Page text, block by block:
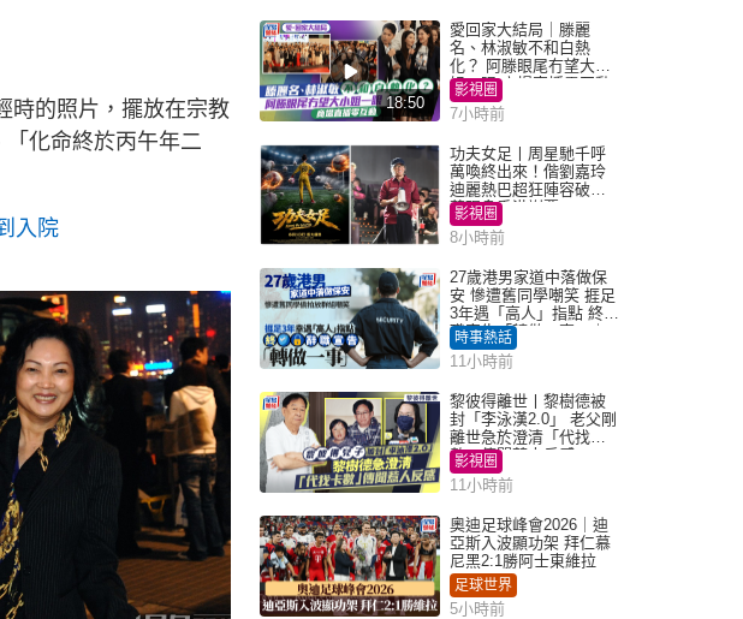
時的照片，擺放在宗教
化命終於丙午年二
入院
18:50
愛回家大結局｜滕麗
名、林淑敏不和白熱
化？ 阿滕眼尾冇望大小
姐一眼 商場直播零互動
影視圈
7小時前
功夫女足丨周星馳千呼
萬喚終出來！偕劉嘉玲
迪麗熱巴超狂陣容破天
荒現身香港謝票
影視圈
8小時前
27歲港男家道中落做保
安 慘遭舊同學嘲笑 捱足
3年遇「高人」指點 終辭
職宣告「轉做一事」｜
Juicy叮
時事熱話
11小時前
黎彼得離世丨黎樹德被
封「李泳漢2.0」 老父剛
離世急於澄清「代找卡
數」傳聞惹人反感
影視圈
11小時前
奧迪足球峰會2026｜迪
亞斯入波顯功架 拜仁慕
尼黑2:1勝阿士東維拉
足球世界
5小時前